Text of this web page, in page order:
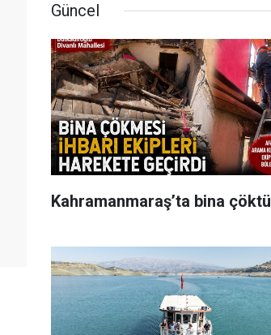
Güncel
Kahramanmaraş’ta bina çöktü